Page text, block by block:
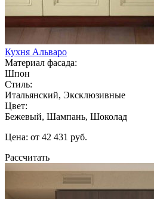
Кухня Альваро
Материал фасада:
Шпон
Стиль:
Итальянский, Эксклюзивные
Цвет:
Бежевый, Шампань, Шоколад
Цена: от 42 431 руб.
Рассчитать